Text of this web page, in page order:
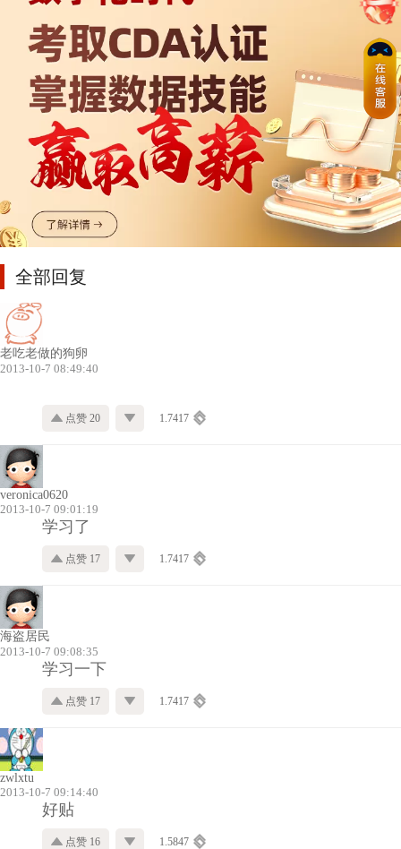
全部回复
老吃老做的狗卵
2013-10-7 08:49:40
点赞 20 1.7417
veronica0620
2013-10-7 09:01:19
学习了
点赞 17 1.7417
海盗居民
2013-10-7 09:08:35
学习一下
点赞 17 1.7417
zwlxtu
2013-10-7 09:14:40
好贴
点赞 16 1.5847